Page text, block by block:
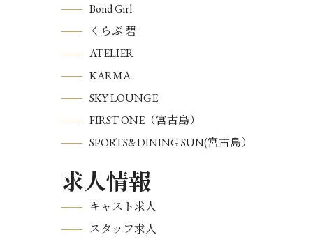
Bond Girl
くらぶ 碧
ATELIER
KARMA
SKY LOUNGE
FIRST ONE（宮古島）
SPORTS&DINING SUN(宮古島）
求人情報
キャスト求人
スタッフ求人